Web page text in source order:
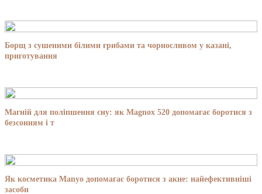
Борщ з сушеними білими грибами та чорносливом у казані,
приготування
Магній для поліпшення сну: як Magnox 520 допомагає боротися з
безсонням і т
Як косметика Manyo допомагає боротися з акне: найефективніші
засоби